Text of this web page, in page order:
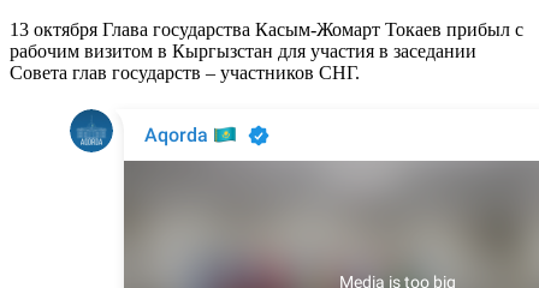
13 октября Глава государства Касым-Жомарт Токаев прибыл с
рабочим визитом в Кыргызстан для участия в заседании
Совета глав государств – участников СНГ.